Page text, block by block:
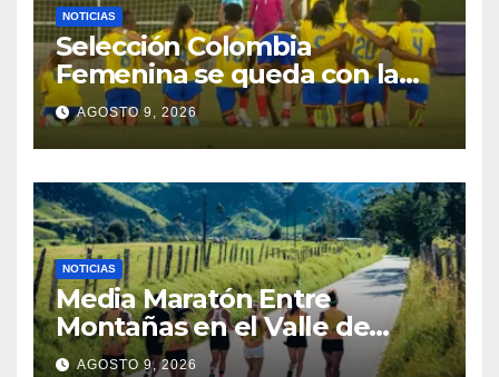
NOTICIAS
Selección Colombia
Femenina se queda con la
plata: dramática derrota ante
México en los Juegos
Centroamericanos y del
Caribe
AGOSTO 9, 2026
NOTICIAS
Media Maratón Entre
Montañas en el Valle de
Cocora: Fechas, rutas y todo
AGOSTO 9, 2026